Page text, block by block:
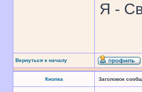
Я -
Вернуться к началу
Кнопка Заголовок